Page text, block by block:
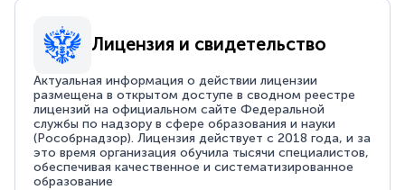
Лицензия и свидетельство
Актуальная информация о действии лицензии
размещена в открытом доступе в сводном реестре
лицензий на официальном сайте Федеральной
службы по надзору в сфере образования и науки
(Рособрнадзор). Лицензия действует с 2018 года, и за
это время организация обучила тысячи специалистов,
обеспечивая качественное и систематизированное
образование